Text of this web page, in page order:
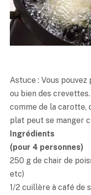
Astuce : Vous
ou bien des
comme de la carotte,
plat peut se manger
Ingrédients
(pour 4 personnes)
250 g de chair de
etc)
1/2 cuillère à café de